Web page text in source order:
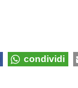
condividi